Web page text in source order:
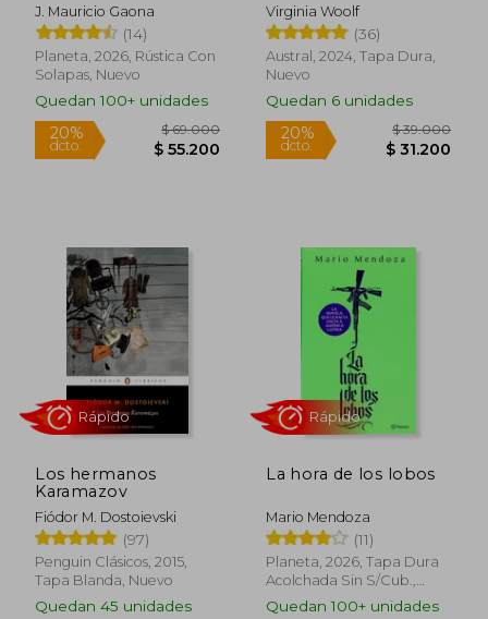
20%
dcto.
$ 65.000
Rápido
20%
Rápido
J. Mauricio Gaona
(14)
Planeta, 2026, Rústica Con
Solapas, Nuevo
Quedan 100+ unidades
Rápido
Virginia Woolf
(36)
Austral, 2024, Tapa Dura,
Nuevo
Quedan 6 unidades
Rápido
Los hermanos
Karamazov
Fiódor M. Dostoievski
(97)
Penguin Clásicos, 2015,
Tapa Blanda, Nuevo
Quedan 45 unidades
La hora de los lobos
Mario Mendoza
(11)
Planeta, 2026, Tapa Dura
Acolchada Sin S/cub.,
Nuevo
Quedan 100+ unidades